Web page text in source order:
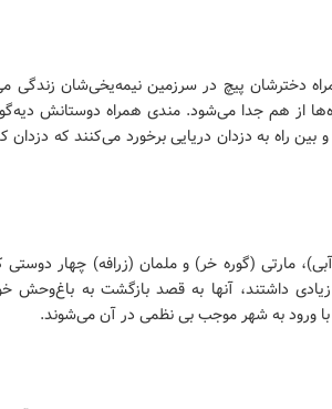
دخترشان پیچ در سرزمین نیمه‌یخی‌شان زندگی
از هم جدا می‌شود. مندی همراه دوستانش
راه به دزدان دریایی برخورد می‌کنند که دزدان
مارتی (گوره خر) و ملمان (زرافه) چهار
زیادی داشتند، آنها به قصد بازگشت به باغ‌وحش
ورود به شهر موجب بی نظمی در آن می‌شوند.